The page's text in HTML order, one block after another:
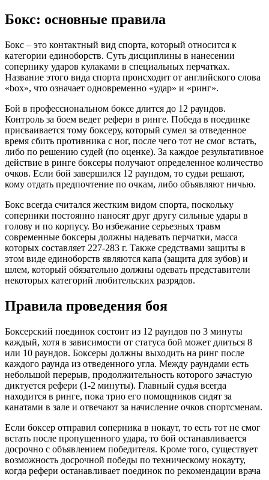
Бокс: основные правила
Бокс – это контактный вид спорта, который относится к
категории единоборств. Суть дисциплины в нанесении
сопернику ударов кулаками в специальных перчатках.
Название этого вида спорта происходит от английского слова
«box», что означает одновременно «удар» и «ринг».
Бой в профессиональном боксе длится до 12 раундов.
Контроль за боем ведет рефери в ринге. Победа в поединке
присваивается тому боксеру, который сумел за отведенное
время сбить противника с ног, после чего тот не смог встать,
либо по решению судей (по оценке). За каждое результативное
действие в ринге боксеры получают определенное количество
очков. Если бой завершился 12 раундом, то судьи решают,
кому отдать предпочтение по очкам, либо объявляют ничью.
Бокс всегда считался жестким видом спорта, поскольку
соперники постоянно наносят друг другу сильные удары в
голову и по корпусу. Во избежание серьезных травм
современные боксеры должны надевать перчатки, масса
которых составляет 227-283 г. Также средствами защиты в
этом виде единоборств являются капа (защита для зубов) и
шлем, который обязательно должны одевать представители
некоторых категорий любительских разрядов.
Правила проведения боя
Боксерский поединок состоит из 12 раундов по 3 минуты
каждый, хотя в зависимости от статуса бой может длиться 8
или 10 раундов. Боксеры должны выходить на ринг после
каждого раунда из отведенного угла. Между раундами есть
небольшой перерыв, продолжительность которого зачастую
диктуется рефери (1-2 минуты). Главный судья всегда
находится в ринге, пока трио его помощников сидят за
канатами в зале и отвечают за начисление очков спортсменам.
Если боксер отправил соперника в нокаут, то есть тот не смог
встать после пропущенного удара, то бой останавливается
досрочно с объявлением победителя. Кроме того, существует
возможность досрочной победы по техническому нокауту,
когда рефери останавливает поединок по рекомендации врача